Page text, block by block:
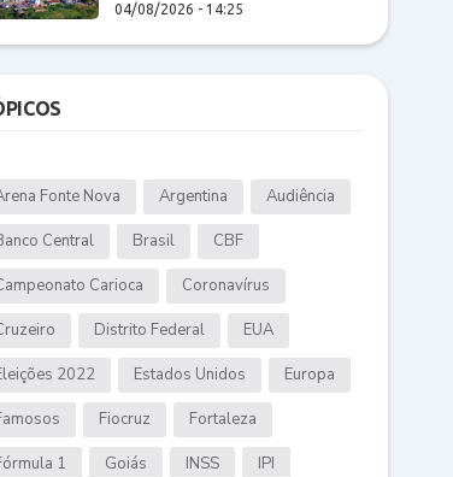
04/08/2026 - 14:25
Fonte Nova Argentina Audiência
Central Brasil CBF
Carioca Coronavírus
Distrito Federal EUA
2022 Estados Unidos Europa
Fiocruz Fortaleza
1 Goiás INSS IPI